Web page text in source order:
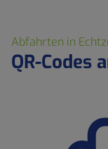
Abfahrten in
QR-Codes